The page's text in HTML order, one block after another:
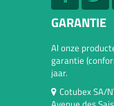
GARANTIE
Al onze
garantie
jaar.
Cotubex SA/